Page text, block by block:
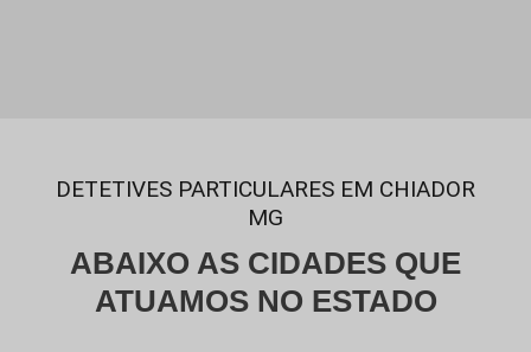
DETETIVES PARTICULARES EM CHIADOR
MG
ABAIXO AS CIDADES QUE
ATUAMOS NO ESTADO